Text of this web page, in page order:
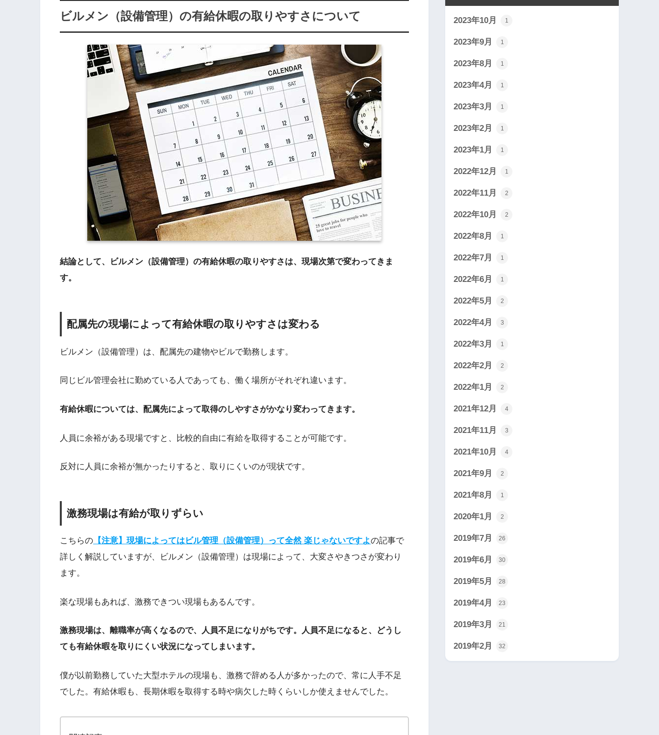
ビルメン（設備管理）の有給休暇の取りやすさについて
結論として、ビルメン（設備管理）の有給休暇の取りやすさは、現場次第で変わってきま
す。
配属先の現場によって有給休暇の取りやすさは変わる
ビルメン（設備管理）は、配属先の建物やビルで勤務します。
同じビル管理会社に勤めている人であっても、働く場所がそれぞれ違います。
有給休暇については、配属先によって取得のしやすさがかなり変わってきます。
人員に余裕がある現場ですと、比較的自由に有給を取得することが可能です。
反対に人員に余裕が無かったりすると、取りにくいのが現状です。
激務現場は有給が取りずらい
こちらの 【注意】現場によってはビル管理（設備管理）って全然 楽じゃないですよの記事で
詳しく解説していますが、ビルメン（設備管理）は現場によって、大変さやきつさが変わり
ます。
楽な現場もあれば、激務できつい現場もあるんです。
激務現場は、離職率が高くなるので、人員不足になりがちです。人員不足になると、どうし
ても有給休暇を取りにくい状況になってしまいます。
僕が以前勤務していた大型ホテルの現場も、激務で辞める人が多かったので、常に人手不足
でした。有給休暇も、長期休暇を取得する時や病欠した時くらいしか使えませんでした。
2023年10月 1
2023年9月 1
2023年8月 1
2023年4月 1
2023年3月 1
2023年2月 1
2023年1月 1
2022年12月 1
2022年11月 2
2022年10月 2
2022年8月 1
2022年7月 1
2022年6月 1
2022年5月 2
2022年4月 3
2022年3月 1
2022年2月 2
2022年1月 2
2021年12月 4
2021年11月 3
2021年10月 4
2021年9月 2
2021年8月 1
2020年1月 2
2019年7月 26
2019年6月 30
2019年5月 28
2019年4月 23
2019年3月 21
2019年2月 32